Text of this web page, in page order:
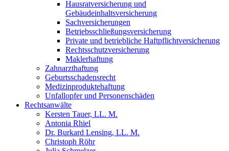
Hausratversicherung und
Gebäudeinhaltsversicherung
Sachversicherungen
Betriebsschließungsversicherung
Private und betriebliche Haftpflichtversicherung
Rechtsschutzversicherung
Maklerhaftung
Zahnarzthaftung
Geburtsschadensrecht
Medizinproduktehaftung
Unfallopfer und Personenschäden
Rechtsanwälte
Kersten Tauer, LL. M.
Antonia Rhiel
Dr. Burkard Lensing, LL. M.
Christoph Röhr